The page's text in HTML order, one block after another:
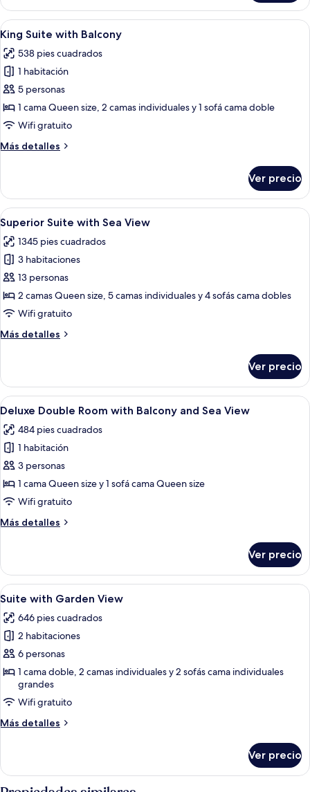
Bedroom
Suite
Abrir
todas
las
fotos
de
King
Suite
Balcony
Un balcón con dos sillas de mimbre
20
King Suite with Balcony
538 pies cuadrados
1 habitación
5 personas
1 cama Queen size, 2 camas individuales y 1 sofá cama doble
Wifi gratuito
Más detalles
Más
Suite
with
Balcony
Ver precio
Abrir
todas
las
fotos
de
Superior
Suite
Sea
Un balcón con sillas de mimbre y
29
Superior Suite with Sea View
1345 pies cuadrados
3 habitaciones
13 personas
2 camas Queen size, 5 camas individuales y 4 sofás cama dobles
Wifi gratuito
Más detalles
Más
Suite
with
Sea
Ver precio
Abrir
todas
las
fotos
de
Deluxe
Double
with
Sea
View
Una sala de estar moderna con un
11
Deluxe Double Room with Balcony and Sea View
484 pies cuadrados
1 habitación
3 personas
1 cama Queen size y 1 sofá cama Queen size
Wifi gratuito
Más detalles
Más
Double
Room
with
and
Sea
View
Ver precio
Abrir
todas
las
fotos
de
Suite
with
Garden
View
Un pasillo estrecho con dos camas a
15
Suite with Garden View
646 pies cuadrados
2 habitaciones
6 personas
1 cama doble, 2 camas individuales y 2 sofás cama individuales
grandes
Wifi gratuito
Más detalles
Más
with
Garden
Ver precio